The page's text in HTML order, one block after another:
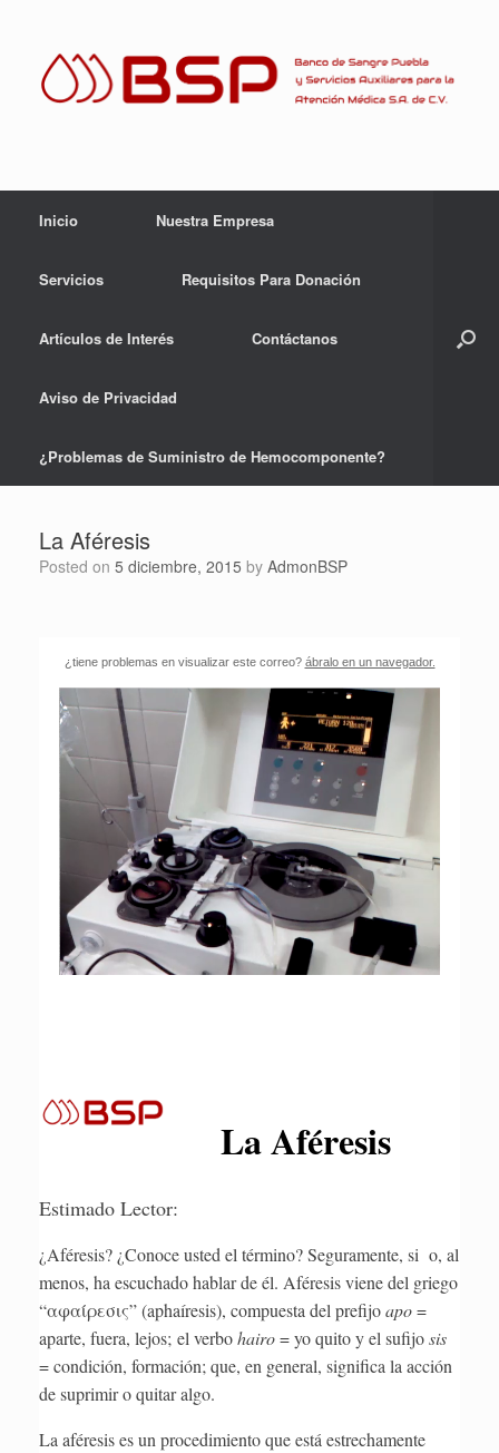
Inicio Nuestra Empresa
Servicios Requisitos Para Donación
Artículos de Interés Contáctanos
Aviso de Privacidad
¿Problemas de Suministro de Hemocomponente?
La Aféresis
Posted on 5 diciembre, 2015 by AdmonBSP
¿tiene problemas en visualizar este correo? ábralo en un navegador.
La Aféresis
Estimado Lector:
¿Aféresis? ¿Conoce usted el término? Seguramente, si o, al
menos, ha escuchado hablar de él. Aféresis viene del griego
“αφαίρεσις” (aphaíresis), compuesta del prefijoapo=
aparte, fuera, lejos; el verbohairo= yo quito y el sufijosis
= condición, formación; que, en general, significa la acción
de suprimir o quitar algo.
La aféresis es un procedimiento que está estrechamente